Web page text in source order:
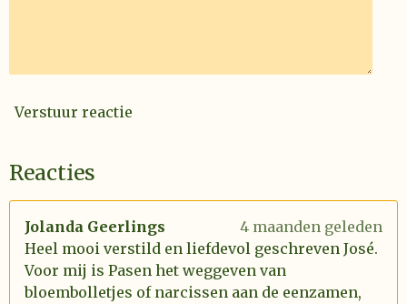
Verstuur reactie
Reacties
Jolanda Geerlings
4 maanden geleden
Heel mooi verstild en liefdevol geschreven José.
Voor mij is Pasen het weggeven van
bloembolletjes of narcissen aan de eenzamen,